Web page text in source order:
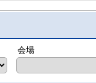
会場